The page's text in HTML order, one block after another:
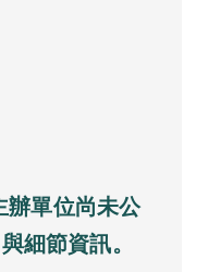
辦單位尚未公
細節資訊。